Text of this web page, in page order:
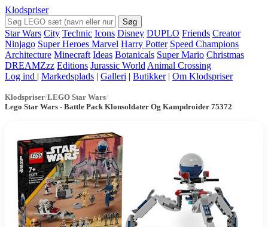
Klodspriser
Søg
Star Wars City Technic Icons Disney DUPLO Friends Creator
Ninjago Super Heroes Marvel Harry Potter Speed Champions
Architecture Minecraft Ideas Botanicals Super Mario Christmas
DREAMZzz Editions Jurassic World Animal Crossing
Log ind | Markedsplads | Galleri | Butikker | Om Klodspriser
Klodspriser/LEGO Star Wars/
Lego Star Wars - Battle Pack Klonsoldater Og Kampdroider 75372